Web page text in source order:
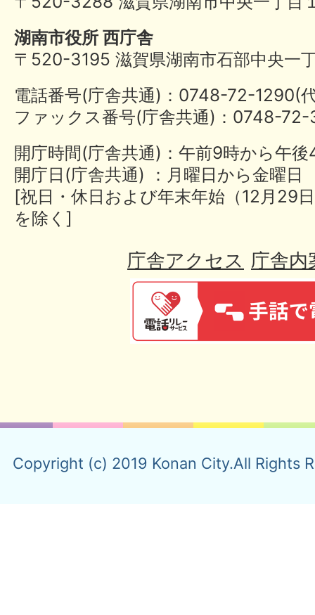
湖南市役所 西庁舎
〒520-3195 滋賀県湖南市石部中央一
電話番号(庁舎共通)：0748-72-
ファックス番号(庁舎共通)：0748-
開庁時間(庁舎共通)：午前9時から午
開庁日(庁舎共通) ：月曜日から金曜日
[祝日・休日および年末年始（12月29
を除く]
庁舎アクセス 庁舎内
Copyright (c) 2019 Konan City.All Rights